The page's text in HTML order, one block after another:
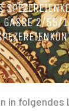
GASSE 2/
in folgendes